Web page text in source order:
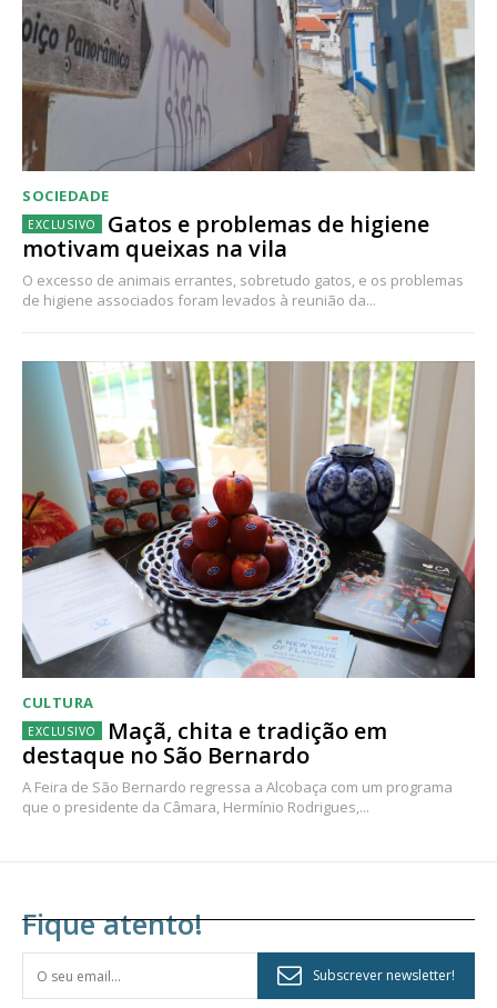
SOCIEDADE
Gatos e problemas de higiene
motivam queixas na vila
O excesso de animais errantes, sobretudo gatos, e os problemas
de higiene associados foram levados à reunião da...
CULTURA
Maçã, chita e tradição em
destaque no São Bernardo
A Feira de São Bernardo regressa a Alcobaça com um programa
que o presidente da Câmara, Hermínio Rodrigues,...
Fique atento!
Subscrever newsletter!